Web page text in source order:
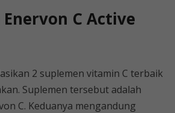
C Active
2 suplemen vitamin C terbaik
Suplemen tersebut adalah
C. Keduanya mengandung